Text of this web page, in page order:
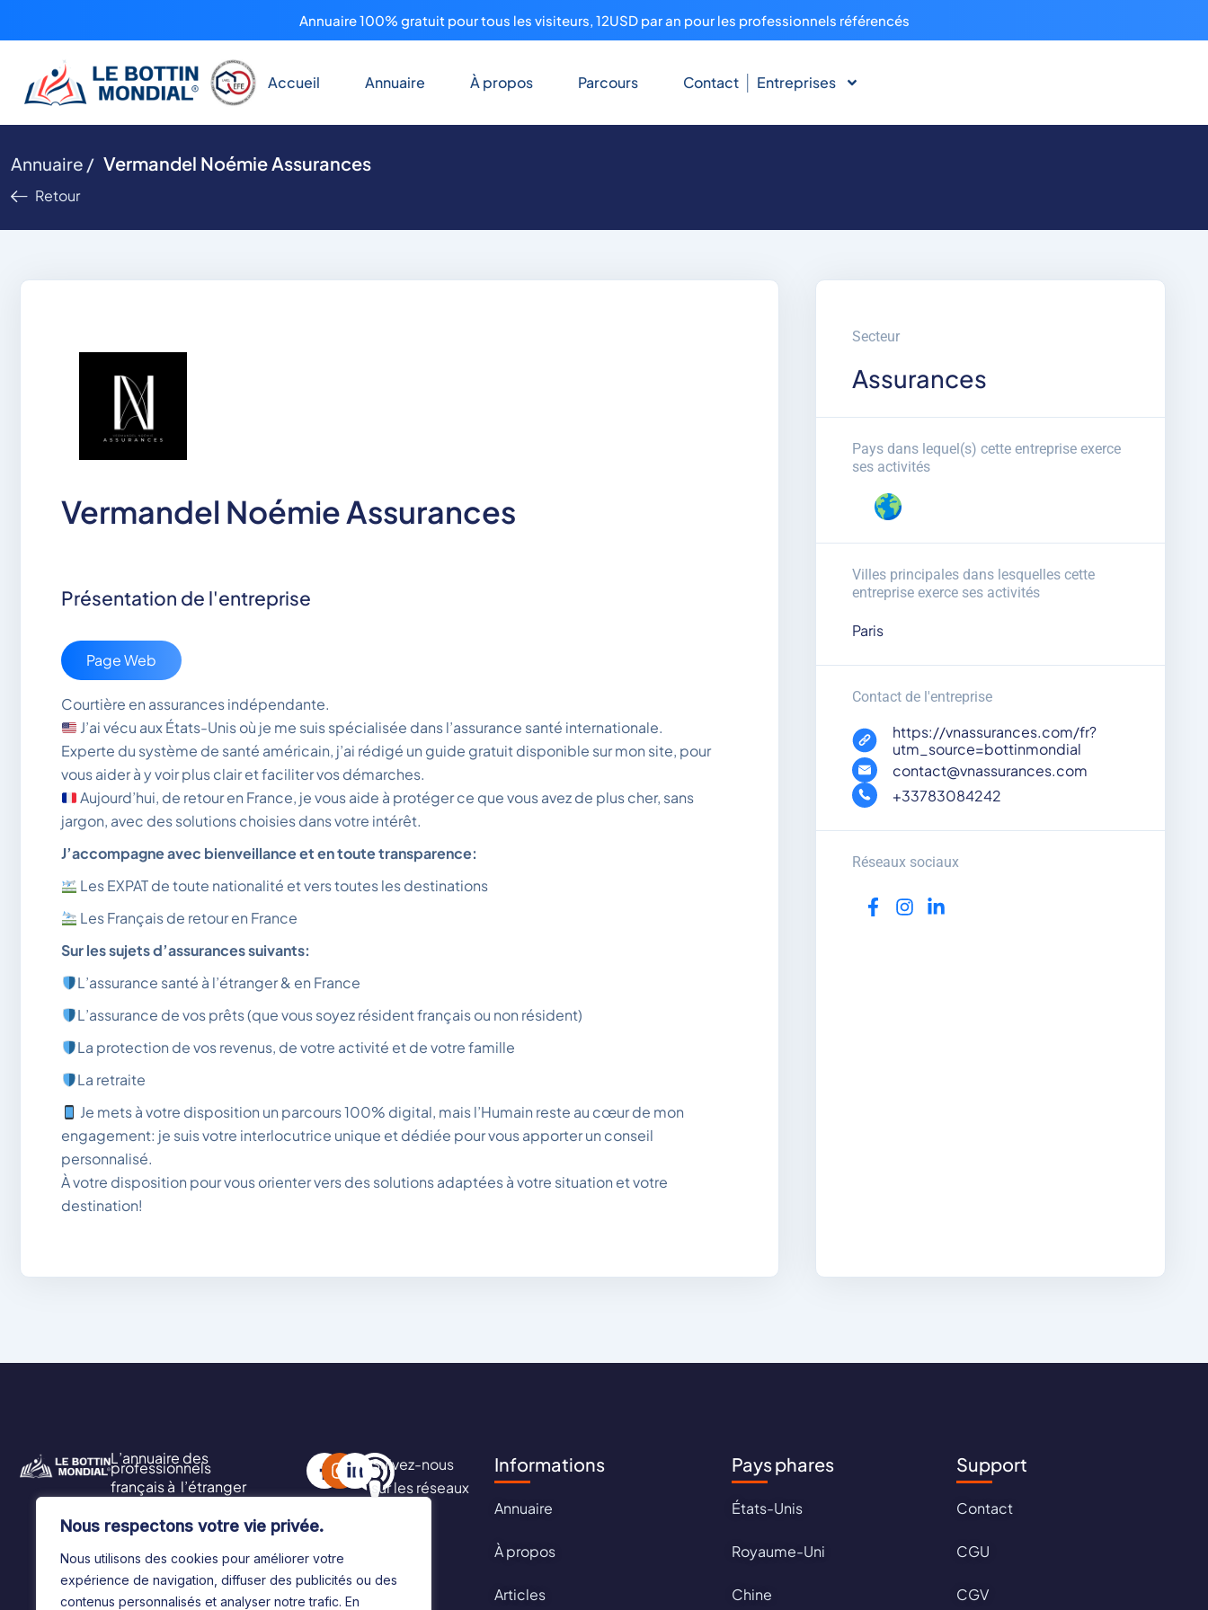
Nous respectons votre vie privée.
Nous utilisons des cookies pour améliorer votre
expérience de navigation, diffuser des publicités ou des
contenus personnalisés et analyser notre trafic. En
Annuaire 100% gratuit pour tous les visiteurs, 12USD par an pour les professionnels référencés
Accueil Annuaire À propos Parcours Contact Entreprises
Annuaire / Vermandel Noémie Assurances
Retour
Vermandel Noémie Assurances
Présentation de l'entreprise
Page Web
Courtière en assurances indépendante.
J’ai vécu aux États-Unis où je me suis spécialisée dans l’assurance santé internationale.
Experte du système de santé américain, j’ai rédigé un guide gratuit disponible sur mon site, pour
vous aider à y voir plus clair et faciliter vos démarches.
Aujourd’hui, de retour en France, je vous aide à protéger ce que vous avez de plus cher, sans
jargon, avec des solutions choisies dans votre intérêt.
J’accompagne avec bienveillance et en toute transparence:
Les EXPAT de toute nationalité et vers toutes les destinations
Les Français de retour en France
Sur les sujets d’assurances suivants:
L’assurance santé à l’étranger & en France
L’assurance de vos prêts (que vous soyez résident français ou non résident)
La protection de vos revenus, de votre activité et de votre famille
La retraite
Je mets à votre disposition un parcours 100% digital, mais l’Humain reste au cœur de mon
engagement: je suis votre interlocutrice unique et dédiée pour vous apporter un conseil
personnalisé.
À votre disposition pour vous orienter vers des solutions adaptées à votre situation et votre
destination!
Secteur
Assurances
Pays dans lequel(s) cette entreprise exerce
ses activités
Villes principales dans lesquelles cette
entreprise exerce ses activités
Paris
Contact de l'entreprise
https://vnassurances.com/fr?
utm_source=bottinmondial
contact@vnassurances.com
+33783084242
Réseaux sociaux
L’annuaire des
professionnels
français à l’étranger
Suivez-nous
sur les réseaux
Informations
Annuaire
À propos
Articles
Pays phares
États-Unis
Royaume-Uni
Chine
Support
Contact
CGU
CGV